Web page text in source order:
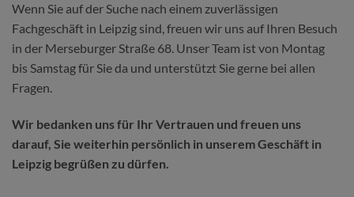
Wenn Sie auf der Suche nach einem zuverlässigen
Fachgeschäft in Leipzig sind, freuen wir uns auf Ihren Besuch
in der Merseburger Straße 68. Unser Team ist von Montag
bis Samstag für Sie da und unterstützt Sie gerne bei allen
Fragen.
Wir bedanken uns für Ihr Vertrauen und freuen uns
darauf, Sie weiterhin persönlich in unserem Geschäft in
Leipzig begrüßen zu dürfen.